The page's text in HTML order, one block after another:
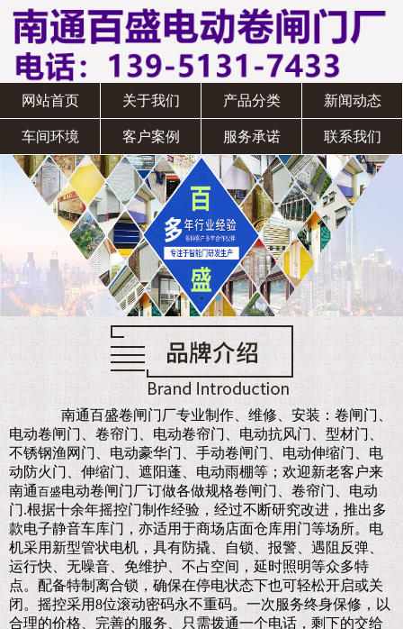
网站首页 关于我们 产品分类 新闻动态
车间环境 客户案例 服务承诺 联系我们
南通百盛卷闸门厂专业制作、维修、安装：卷闸门、
电动卷闸门、卷帘门、电动卷帘门、电动抗风门、型材门、
不锈钢渔网门、电动豪华门、手动卷闸门、电动伸缩门、电
动防火门、伸缩门、遮阳蓬、电动雨棚等；欢迎新老客户来
南通 百盛电动卷闸门厂订做各做规格卷闸门、卷帘门、电动
门.根据十余年摇控门制作经验，经过不断研究改进，推出多
款电子静音车库门，亦适用于商场店面仓库用门等场所。电
机采用新型管状电机，具有防撬、自锁、报警、遇阻反弹、
运行快、无噪音、免维护、不占空间，延时照明等众多特
点。配备特制离合锁，确保在停电状态下也可轻松开启或关
闭。摇控采用8位滚动密码永不重码。一次服务终身保修，以
合理的价格、完善的服务、只需拨通一个电话，剩下的交给